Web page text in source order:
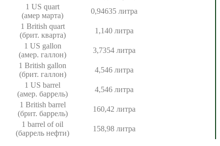
1 US quart
(амер марта)
0,94635 литра
1 British quart
(брит. кварта)
1,140 литра
1 US gallon
(амер. галлон)
3,7354 литра
1 British gallon
(брит. галлон)
4,546 литра
1 US barrel
(амер. баррель)
4,546 литра
1 British barrel
(брит. баррель)
160,42 литра
1 barrel of oil
(баррель нефти)
158,98 литра